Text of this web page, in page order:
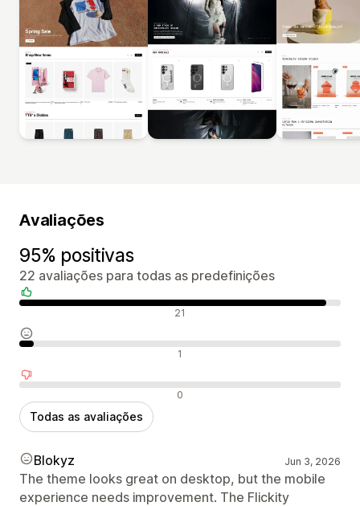
Avaliações
95% positivas
22 avaliações para todas as predefinições
Avaliações positivas 21
Avaliações neutras 1
Avaliações negativas 0
Todas as avaliações
Blokyz Jun 3, 2026
The theme looks great on desktop, but the mobile
experience needs improvement. The Flickity